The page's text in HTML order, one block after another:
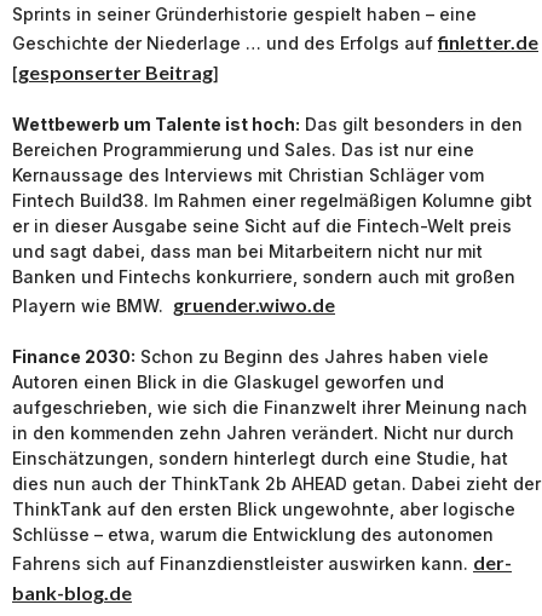
Sprints in seiner Gründerhistorie gespielt haben – eine
Geschichte der Niederlage … und des Erfolgs auffinletter.de
[gesponserter Beitrag]
Wettbewerb um Talente ist hoch: Das gilt besonders in den
Bereichen Programmierung und Sales. Das ist nur eine
Kernaussage des Interviews mit Christian Schläger vom
Fintech Build38. Im Rahmen einer regelmäßigen Kolumne gibt
er in dieser Ausgabe seine Sicht auf die Fintech-Welt preis
und sagt dabei, dass man bei Mitarbeitern nicht nur mit
Banken und Fintechs konkurriere, sondern auch mit großen
Playern wie BMW. gruender.wiwo.de
Finance 2030: Schon zu Beginn des Jahres haben viele
Autoren einen Blick in die Glaskugel geworfen und
aufgeschrieben, wie sich die Finanzwelt ihrer Meinung nach
in den kommenden zehn Jahren verändert. Nicht nur durch
Einschätzungen, sondern hinterlegt durch eine Studie, hat
dies nun auch der ThinkTank 2b AHEAD getan. Dabei zieht der
ThinkTank auf den ersten Blick ungewohnte, aber logische
Schlüsse – etwa, warum die Entwicklung des autonomen
Fahrens sich auf Finanzdienstleister auswirken kann. der-
bank-blog.de